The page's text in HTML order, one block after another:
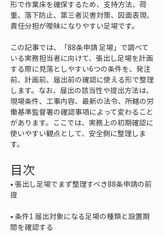
形で作業床を確保するため、支持方法、荷
重、落下防止、第三者災害対策、図面表現、
責任分担が曖昧になりやすい足場です。
この記事では、「88条申請 足場」で調べて
いる実務担当者に向けて、張出し足場を計画
する際に見落としやすい6つの条件を、発注
前、計画前、届出前の確認に使える形で整理
します。なお、届出の該当性や提出方法は、
現場条件、工事内容、最新の法令、所轄の労
働基準監督署の確認事項によって変わること
があります。ここでは、実務上の初期確認に
使いやすい観点として、安全側に整理しま
す。
目次
• 張出し足場でまず整理すべき88条申請の前
• 条件1 届出対象になる足場の種類と設置期